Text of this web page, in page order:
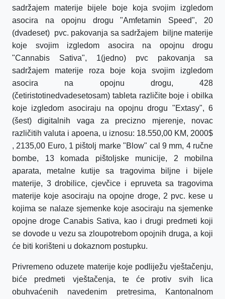
sadržajem materije bijele boje koja svojim izgledom
asocira na opojnu drogu "Amfetamin Speed", 20
(dvadeset) pvc. pakovanja sa sadržajem
biljne materije
koje svojim izgledom asocira na opojnu drogu
"Cannabis Sativa", 1(jedno) pvc pakovanja sa
sadržajem materije roza boje koja svojim izgledom
asocira na opojnu drogu, 428
(četiristotinedvadesetosam) tableta različite boje i obilka
koje izgledom asociraju na opojnu drogu "Extasy", 6
(šest) digitalnih vaga za precizno mjerenje, novac
različitih valuta i apoena, u iznosu: 18.550,00 KM, 2000$
, 2135,00 Euro, 1 pištolj marke "Blow" cal 9 mm, 4 ručne
bombe, 13 komada pištoljske municije, 2 mobilna
aparata, metalne kutije sa tragovima biljne i bijele
materije, 3 drobilice, cjevčice i epruveta sa tragovima
materije koje asociraju na opojne droge, 2 pvc. kese u
kojima se nalaze sjemenke koje asociraju na sjemenke
opojne droge Canabis Sativa, kao i drugi predmeti koji
se dovode u vezu sa zloupotrebom opojnih druga, a koji
će biti korišteni u dokaznom postupku.
Privremeno oduzete materije koje podliježu vještačenju,
biće predmeti vještačenja, te će protiv svih lica
obuhvaćenih navedenim pretresima, Kantonalnom